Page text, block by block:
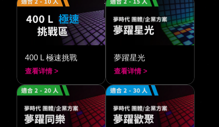
400 L 極速挑戰
查看详情 >
夢躍星光
查看详情 >